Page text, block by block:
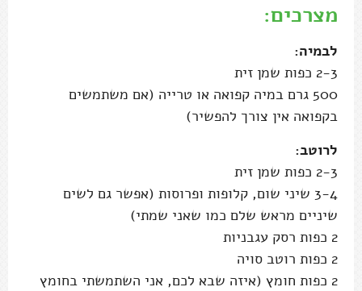
מצרכים:
לבמיה:
2-3 כפות שמן זית
500 גרם במיה קפואה או טרייה (אם משתמשים
בקפואה אין צורך להפשיר)
לרוטב:
2-3 כפות שמן זית
3-4 שיני שום, קלופות ופרוסות (אפשר גם לשים
שיניים מראש שלם כמו שאני שמתי)
2 כפות רסק עגבניות
2 כפות רוטב סויה
2 כפות חומץ (איזה שבא לכם, אני השתמשתי בחומץ